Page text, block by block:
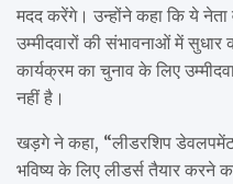
मदद करेंगे। उन्होंने कहा कि ये नेता
उम्मीदवारों की संभावनाओं में
कार्यक्रम का चुनाव के लिए
नहीं है।
खड़गे ने कहा, “लीडरशिप
भविष्य के लिए लीडर्स तैयार करने